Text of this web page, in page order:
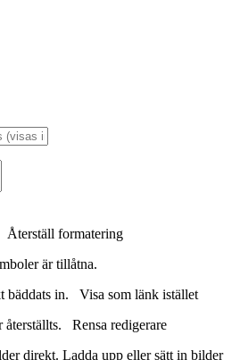
Återställ formatering
är tillåtna.
bäddats in. Visa som länk istället
återställts. Rensa redigerare
direkt. Ladda upp eller sätt in bilder